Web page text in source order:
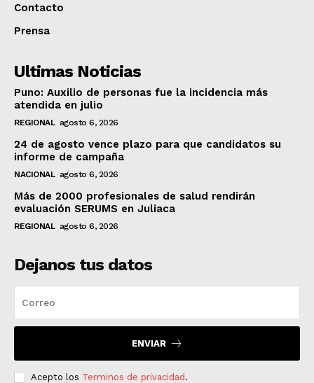
Contacto
Prensa
Ultimas Noticias
Puno: Auxilio de personas fue la incidencia más
atendida en julio
REGIONAL agosto 6, 2026
24 de agosto vence plazo para que candidatos su
informe de campaña
NACIONAL agosto 6, 2026
Más de 2000 profesionales de salud rendirán
evaluación SERUMS en Juliaca
REGIONAL agosto 6, 2026
Dejanos tus datos
ENVIAR
Acepto los Terminos de privacidad .